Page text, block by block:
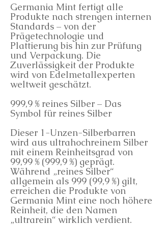
Germania Mint fertigt alle
Produkte nach strengen internen
Standards – von der
Prägetechnologie und
Plattierung bis hin zur Prüfung
und Verpackung. Die
Zuverlässigkeit der Produkte
wird von Edelmetallexperten
weltweit geschätzt.
999,9 % reines Silber – Das
Symbol für reines Silber
Dieser 1-Unzen-Silberbarren
wird aus ultrahochreinem Silber
mit einem Reinheitsgrad von
99,99 % (999,9 %) geprägt.
Während „reines Silber“
allgemein als 999 (99,9 %) gilt,
erreichen die Produkte von
Germania Mint eine noch höhere
Reinheit, die den Namen
„ultrarein“ wirklich verdient.